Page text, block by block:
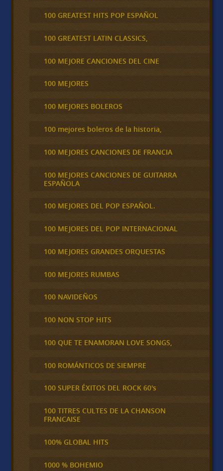
100 GREATEST HITS POP ESPAÑOL
100 GREATEST LATIN CLASSICS,
100 MEJORE CANCIONES DEL CINE
100 MEJORES
100 MEJORES BOLEROS
100 mejores boleros de la historia,
100 MEJORES CANCIONES DE FRANCIA
100 MEJORES CANCIONES DE GUITARRA
ESPAÑOLA
100 MEJORES DEL POP ESPAÑOL.
100 MEJORES DEL POP INTERNACIONAL
100 MEJORES GRANDES ORQUESTAS
100 MEJORES RUMBAS
100 NAVIDEÑOS
100 NON STOP HITS
100 QUE TE ENAMORAN LOVE SONGS,
100 ROMÁNTICOS DE SIEMPRE
100 SUPER ÉXITOS DEL ROCK 60's
100 TITRES CULTES DE LA CHANSON
FRANCAISE
100% GLOBAL HITS
1000 % BOHEMIO